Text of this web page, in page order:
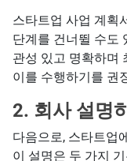
스타트업 사업 계획
단계를 건너뛸 수도
관성 있고 명확하며
이를 수행하기를 권
2. 회사 설명
다음으로, 스타트업
이 설명은 두 가지